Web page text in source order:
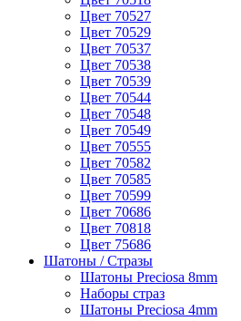
Цвет 70527
Цвет 70529
Цвет 70537
Цвет 70538
Цвет 70539
Цвет 70544
Цвет 70548
Цвет 70549
Цвет 70555
Цвет 70582
Цвет 70585
Цвет 70599
Цвет 70686
Цвет 70818
Цвет 75686
Шатоны / Стразы
Шатоны Preciosa 8mm
Наборы страз
Шатоны Preciosa 4mm